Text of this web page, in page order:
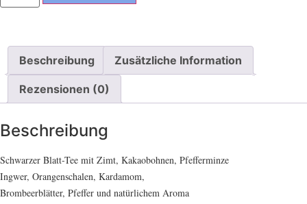
Beschreibung Zusätzliche Information
Rezensionen (0)
Beschreibung
Schwarzer Blatt-Tee mit Zimt, Kakaobohnen, Pfefferminze
Ingwer, Orangenschalen, Kardamom,
Brombeerblätter, Pfeffer und natürlichem Aroma